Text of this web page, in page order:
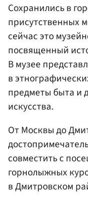
Сохранились в
присутственных
сейчас это
посвященный
В музее
в
предметы быта и
искусства.
От Москвы до
совместить с
горнолыжных
в Дмитровском